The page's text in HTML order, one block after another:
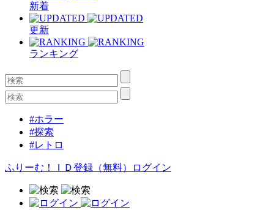
新着
更新
ランキング
#ホラー
#探索
#レトロ
ふりーむ！ＩＤ登録（無料） ログイン